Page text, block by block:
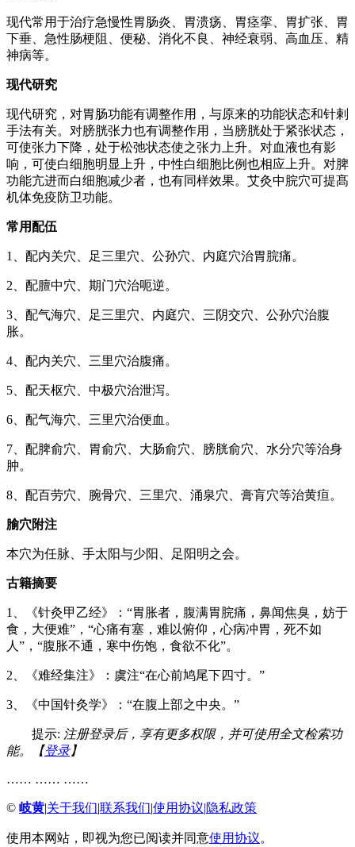
现代常用于治疗急慢性胃肠炎、胃溃疡、胃痉挛、胃扩张、胃
下垂、急性肠梗阻、便秘、消化不良、神经衰弱、高血压、精
神病等。
现代研究
现代研究，对胃肠功能有调整作用，与原来的功能状态和针剌
手法有关。对膀胱张力也有调整作用，当膀胱处于紧张状态，
可使张力下降，处于松弛状态使之张力上升。对血液也有影
响，可使白细胞明显上升，中性白细胞比例也相应上升。对脾
功能亢进而白细胞减少者，也有同样效果。艾灸中脘穴可提髙
机体免疫防卫功能。
常用配伍
1、配内关穴、足三里穴、公孙穴、内庭穴治胃脘痛。
2、配膻中穴、期门穴治呃逆。
3、配气海穴、足三里穴、内庭穴、三阴交穴、公孙穴治腹
胀。
4、配内关穴、三里穴治腹痛。
5、配天枢穴、中极穴治泄泻。
6、配气海穴、三里穴治便血。
7、配脾俞穴、胃俞穴、大肠俞穴、膀胱俞穴、水分穴等治身
肿。
8、配百劳穴、腕骨穴、三里穴、涌泉穴、膏肓穴等治黄疸。
腧穴附注
本穴为任脉、手太阳与少阳、足阳明之会。
古籍摘要
1、《针灸甲乙经》：“胃胀者，腹满胃脘痛，鼻闻焦臭，妨于
食，大便难”，“心痛有塞，难以俯仰，心病冲胃，死不如
人”，“腹胀不通，寒中伤饱，食欲不化”。
2、《难经集注》：虞注“在心前鸠尾下四寸。”
3、《中国针灸学》：“在腹上部之中央。”
提示: 注册登录后，享有更多权限，并可使用全文检索功
能。【登录】
…… …… ……
© 岐黄|关于我们|联系我们|使用协议|隐私政策
使用本网站，即视为您已阅读并同意使用协议。